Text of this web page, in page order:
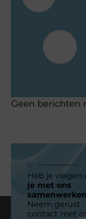
Geen berichten
Heb je vragen
je met ons
Neem gerust
contact met